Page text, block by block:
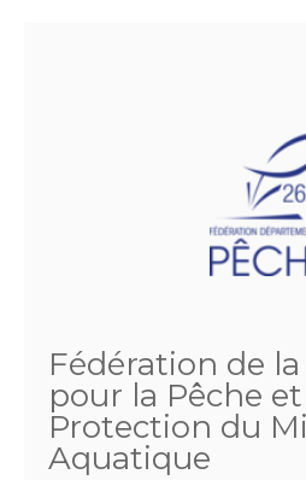
Fédération de
pour la Pêche
Protection du
Aquatique